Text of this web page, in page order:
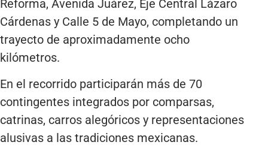
Reforma, Avenida Juárez, Eje Central Lázaro
Cárdenas y Calle 5 de Mayo, completando un
trayecto de aproximadamente ocho
kilómetros.
En el recorrido participarán más de 70
contingentes integrados por comparsas,
catrinas, carros alegóricos y representaciones
alusivas a las tradiciones mexicanas.